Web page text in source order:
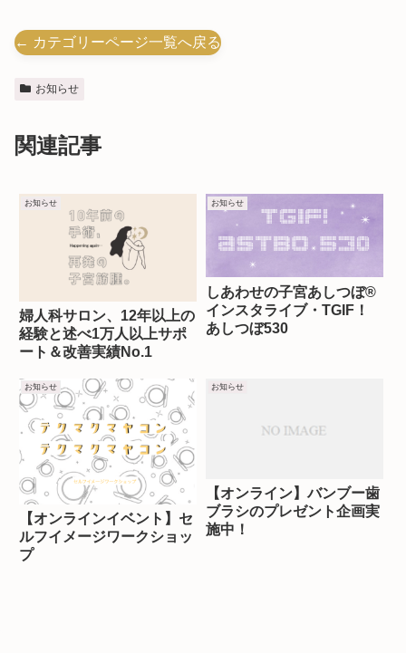
← カテゴリーページ一覧へ戻る
お知らせ
関連記事
お知らせ
婦人科サロン、12年以上の
経験と述べ1万人以上サポ
ート＆改善実績No.1
お知らせ
しあわせの子宮あしつぼ®︎
インスタライブ・TGIF！
あしつぼ530
お知らせ
【オンラインイベント】セ
ルフイメージワークショッ
プ
お知らせ
【オンライン】バンブー歯
ブラシのプレゼント企画実
施中！